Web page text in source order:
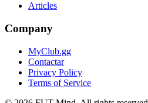
Articles
Company
MyClub.gg
Contactar
Privacy Policy
Terms of Service